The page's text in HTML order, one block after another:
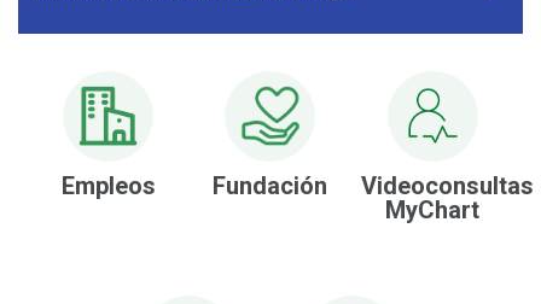
de
la
Empleos Fundación
Videoconsultas
MyChart